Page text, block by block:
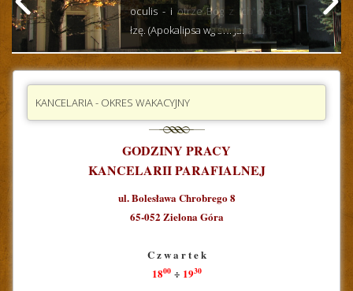
oculis - i otrze Bóg z ich oczu wszelką
łzę. (Apokalipsa wg św. Jana - 2138)
KANCELARIA - OKRES WAKACYJNY
GODZINY PRACY
KANCELARII PARAFIALNEJ
ul. Bolesława Chrobrego 8
65-052 Zielona Góra
C z w a r t e k
1800÷ 1930